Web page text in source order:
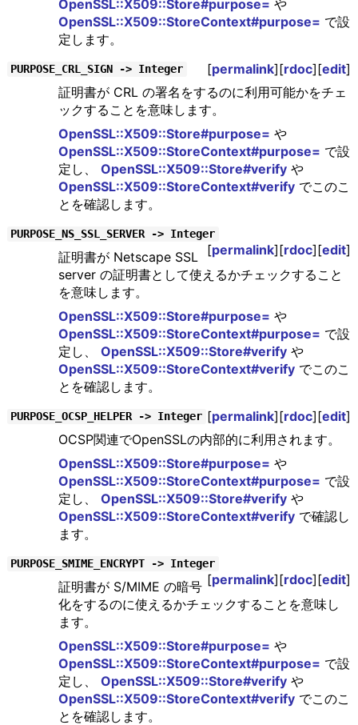
OpenSSL::X509::Store#purpose= や
OpenSSL::X509::StoreContext#purpose= で設
定します。
PURPOSE_CRL_SIGN -> Integer [permalink][rdoc][edit]
証明書が CRL の署名をするのに利用可能かをチェ
ックすることを意味します。
OpenSSL::X509::Store#purpose= や
OpenSSL::X509::StoreContext#purpose= で設
定し、 OpenSSL::X509::Store#verifyや
OpenSSL::X509::StoreContext#verifyでこのこ
とを確認します。
PURPOSE_NS_SSL_SERVER -> Integer
[permalink][rdoc][edit]
証明書が Netscape SSL
server の証明書として使えるかチェックすること
を意味します。
OpenSSL::X509::Store#purpose= や
OpenSSL::X509::StoreContext#purpose= で設
定し、 OpenSSL::X509::Store#verifyや
OpenSSL::X509::StoreContext#verifyでこのこ
とを確認します。
PURPOSE_OCSP_HELPER -> Integer [permalink][rdoc][edit]
OCSP関連でOpenSSLの内部的に利用されます。
OpenSSL::X509::Store#purpose= や
OpenSSL::X509::StoreContext#purpose= で設
定し、 OpenSSL::X509::Store#verifyや
OpenSSL::X509::StoreContext#verifyで確認し
ます。
PURPOSE_SMIME_ENCRYPT -> Integer
[permalink][rdoc][edit]
証明書が S/MIME の暗号
化をするのに使えるかチェックすることを意味し
ます。
OpenSSL::X509::Store#purpose= や
OpenSSL::X509::StoreContext#purpose= で設
定し、 OpenSSL::X509::Store#verifyや
OpenSSL::X509::StoreContext#verifyでこのこ
とを確認します。